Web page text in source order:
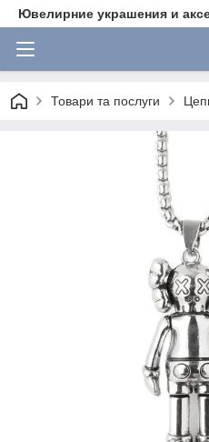
Ювелирние украшения и
Товари та послуги